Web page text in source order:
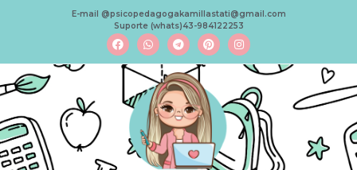
E-mail @psicopedagogakamillastati@gmail.com
Suporte (whats)43-984122253